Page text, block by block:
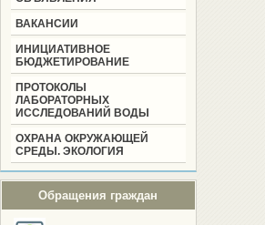
ВАКАНСИИ
ИНИЦИАТИВНОЕ
БЮДЖЕТИРОВАНИЕ
ПРОТОКОЛЫ
ЛАБОРАТОРНЫХ
ИССЛЕДОВАНИЙ ВОДЫ
ОХРАНА ОКРУЖАЮЩЕЙ
СРЕДЫ. ЭКОЛОГИЯ
Обращения граждан